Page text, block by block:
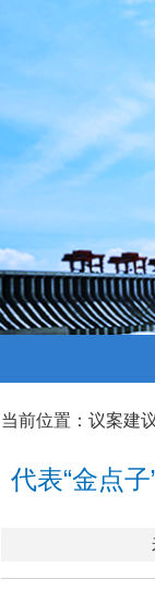
当前位置： 议案建
代表“金点